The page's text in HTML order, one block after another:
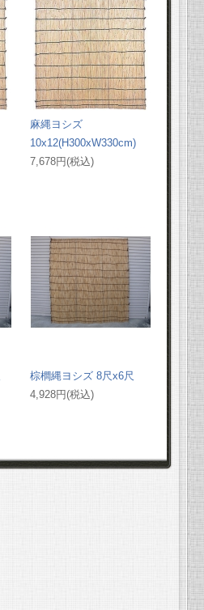
麻縄ヨシズ
10x12(H300xW330cm)
7,678円(税込)
棕櫚縄ヨシズ 8尺x6尺
4,928円(税込)